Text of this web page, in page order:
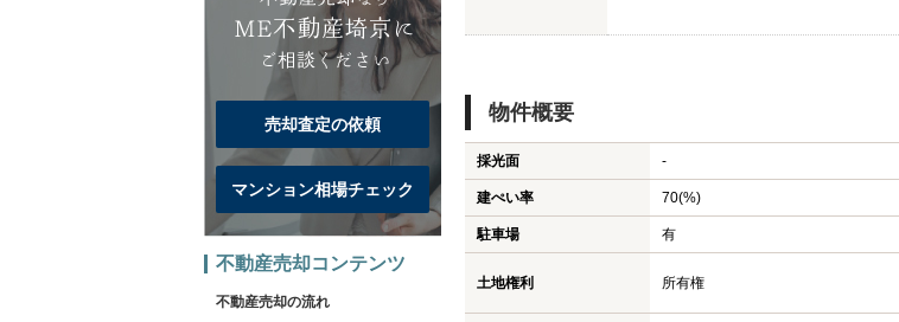
物件概要
採光面 -
建ぺい率 70(%)
駐車場 有
土地権利 所有権
売却査定の依頼
マンション相場チェック
不動産売却コンテンツ
不動産売却の流れ